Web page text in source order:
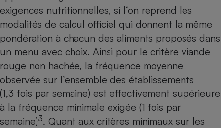
exigences nutritionnelles, si l‘on reprend les
modalités de calcul officiel qui donnent la même
pondération à chacun des aliments proposés dans
un menu avec choix. Ainsi pour le critère viande
rouge non hachée, la fréquence moyenne
observée sur l’ensemble des établissements
(1,3 fois par semaine) est effectivement supérieure
à la fréquence minimale exigée (1 fois par
semaine)3. Quant aux critères minimaux sur les
Cafetière à expressos